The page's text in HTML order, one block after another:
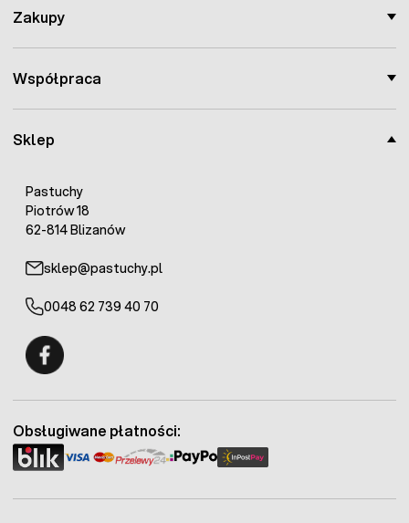
Sklep
Pastuchy
Piotrów 18
62-814 Blizanów
sklep@pastuchy.pl
0048 62 739 40 70
Zakupy
Współpraca
Obsługiwane płatności: